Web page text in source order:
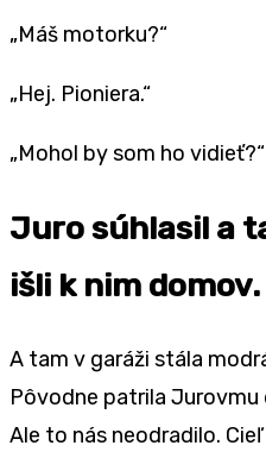
„Máš motorku?“
„Hej. Pioniera.“
„Mohol by som ho vidieť?“
Juro súhlasil a
išli k nim domov.
A tam v garáži stála
Pôvodne patrila Jurovmu
Ale to nás neodradilo.